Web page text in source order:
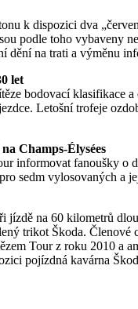
k dispozici dva
podle toho vybaveny
na trati a výměnu
let
bodovací klasifikace
Letošní trofeje
Champs-Élysées
informovat fanoušky o
sedm vylosovaných a
na 60 kilometrů
trikot Škoda.
Tour z roku 2010 a
pojízdná kavárna